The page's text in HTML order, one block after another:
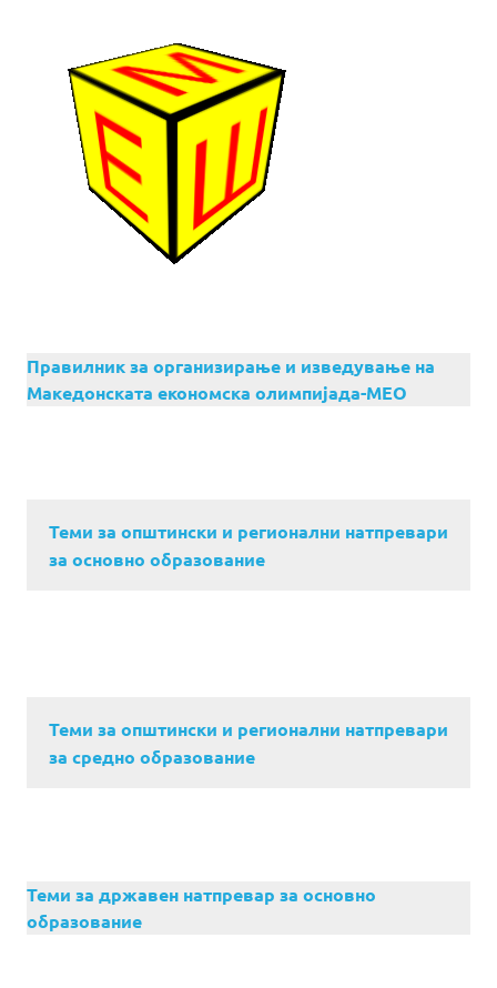
Правилник за организирање и изведување на
Македонската економска олимпијада-МЕО
Теми за општински и регионални натпревари
за основно образование
Теми за општински и регионални натпревари
за средно образование
Теми за државен натпревар за основно
образование